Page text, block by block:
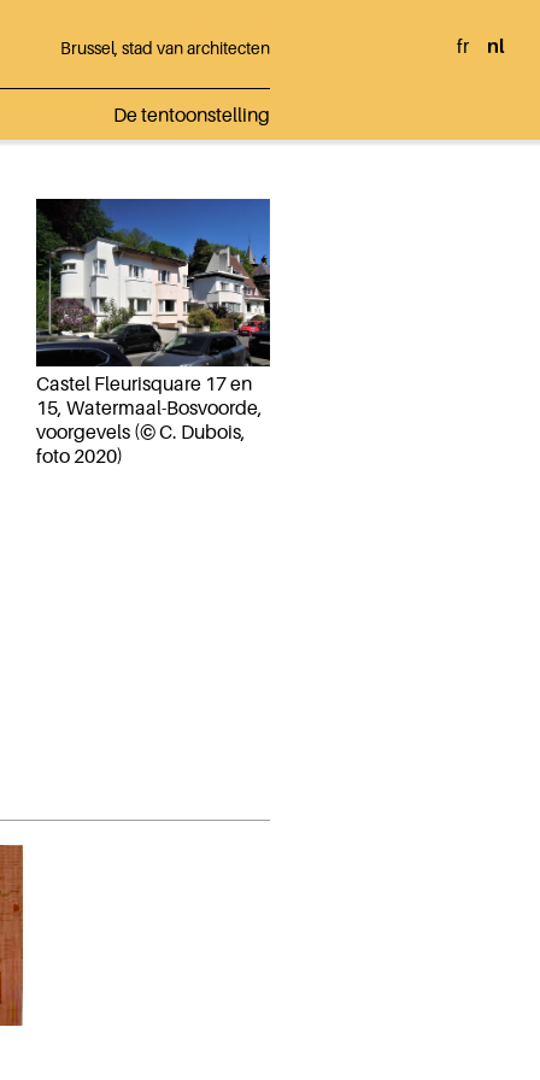
Brussel, stad van architecten
De tentoonstelling
fr nl
Castel Fleurisquare 17 en
15, Watermaal-Bosvoorde,
voorgevels (© C. Dubois,
foto 2020)